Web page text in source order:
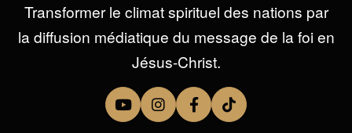
Transformer le climat spirituel des nations par
la diffusion médiatique du message de la foi en
Jésus-Christ.